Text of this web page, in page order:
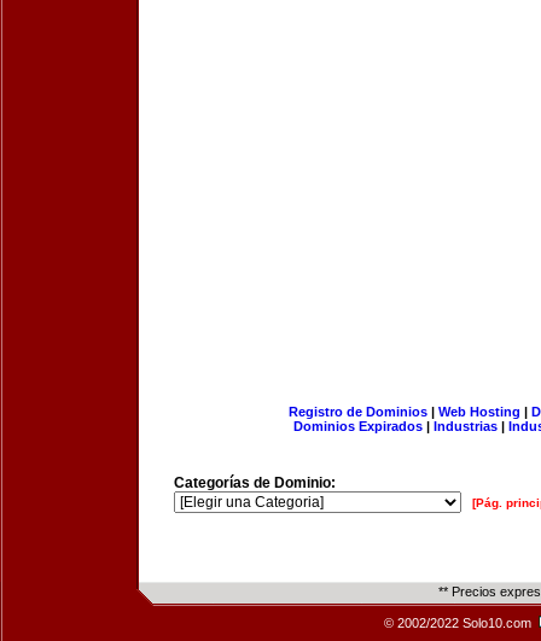
Registro de Dominios| Web Hosting |
Dominios Expirados | Industrias |
Categorías de Dominio:
[Pág.
** Precios
© 2002/2022 Solo10.com